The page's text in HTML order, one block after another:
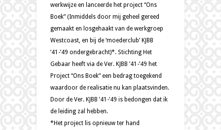
werkwijze en lanceerde het project “Ons
Boek” (Inmiddels door mij geheel gereed
gemaakt en losgehaakt van de werkgroep
Westcoast, en bij de ‘moederclub’ KJBB
’41-’49 ondergebracht)*. Stichting Het
Gebaar heeft via de Ver. KJBB ’41-’49 het
Project “Ons Boek” een bedrag toegekend
waardoor de realisatie nu kan plaatsvinden.
Door de Ver. KJBB ’41-’49 is bedongen dat ik
de leiding zal hebben.
*Het project lis opnieuw ter hand